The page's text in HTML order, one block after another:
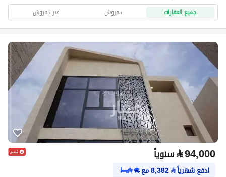
جميع العقارات مفروش غير مفروش
⃁94,000 سنوياً
ادفع شهرياً⃁
8,382مع